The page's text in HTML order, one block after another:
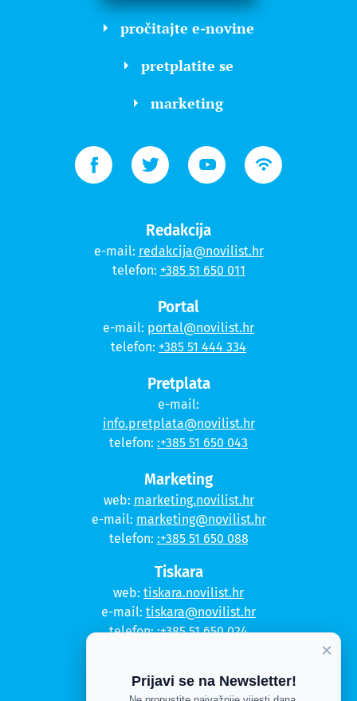
pročitajte e-novine
pretplatite se
marketing
Redakcija
e-mail: redakcija@novilist.hr
telefon: +385 51 650 011
Portal
e-mail: portal@novilist.hr
telefon: +385 51 444 334
Pretplata
e-mail:
info.pretplata@novilist.hr
telefon: :+385 51 650 043
Marketing
web: marketing.novilist.hr
e-mail: marketing@novilist.hr
telefon: :+385 51 650 088
Tiskara
web: tiskara.novilist.hr
e-mail: tiskara@novilist.hr
telefon::+385 51 650 024
×
Prijavi se na Newsletter!